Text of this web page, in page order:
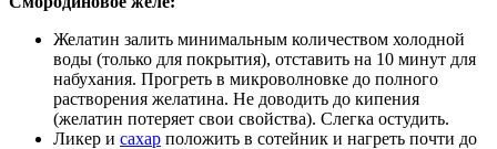
Желатин залить минимальным количеством холодной
воды (только для покрытия), отставить на 10 минут для
набухания. Прогреть в микроволновке до полного
растворения желатина. Не доводить до кипения
(желатин потеряет свои свойства). Слегка остудить.
Ликер и сахар положить в сотейник и нагреть почти до